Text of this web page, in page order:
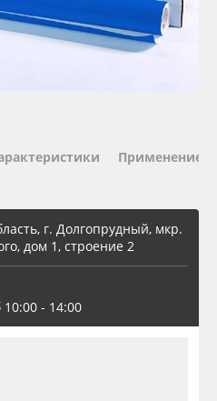
Применение
г. Долгопрудный, мкр.
дом 1, строение 2
10:00 - 14:00